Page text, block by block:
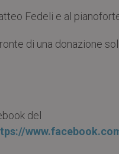
Fedeli e al
di una donazione
del